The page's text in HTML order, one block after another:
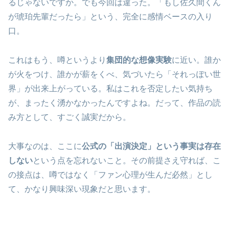
るじゃないですか。でも今回は違った。「もし佐久間くん
が琥珀先輩だったら」という、完全に感情ベースの入り
口。
これはもう、噂というより 集団的な想像実験に近い。誰か
が火をつけ、誰かが薪をくべ、気づいたら「それっぽい世
界」が出来上がっている。私はこれを否定したい気持ち
が、まったく湧かなかったんですよね。だって、作品の読
み方として、すごく誠実だから。
大事なのは、ここに公式の「出演決定」という事実は存在
しないという点を忘れないこと。その前提さえ守れば、こ
の接点は、噂ではなく「ファン心理が生んだ必然」とし
て、かなり興味深い現象だと思います。